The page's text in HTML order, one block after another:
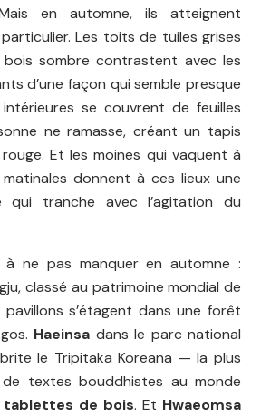
en automne, ils atteignent
Les toits de tuiles grises
sombre contrastent avec les
d’une façon qui semble presque
se couvrent de feuilles
ne ramasse, créant un tapis
Et les moines qui vaquent à
donnent à ces lieux une
qui tranche avec l’agitation du
à ne pas manquer en automne :
classé au patrimoine mondial de
pavillons s’étagent dans une forêt
Haeinsa dans le parc national
le Tripitaka Koreana — la plus
textes bouddhistes au monde
tablettes de bois. Et Hwaeomsa